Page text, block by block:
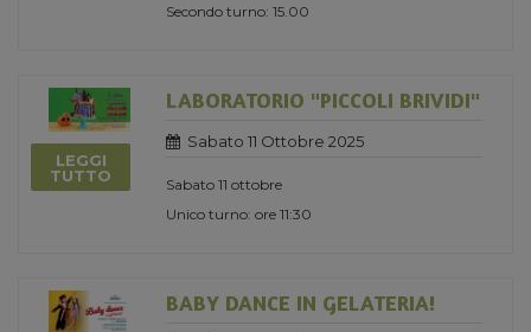
Secondo turno: 15.00
LEGGI
TUTTO
LABORATORIO "PICCOLI BRIVIDI"
Sabato 11 Ottobre 2025
Sabato 11 ottobre
Unico turno: ore 11:30
BABY DANCE IN GELATERIA!